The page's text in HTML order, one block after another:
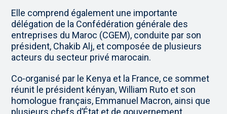
Elle comprend également une importante
délégation de la Confédération générale des
entreprises du Maroc (CGEM), conduite par son
président, Chakib Alj, et composée de plusieurs
acteurs du secteur privé marocain.
Co-organisé par le Kenya et la France, ce sommet
réunit le président kényan, William Ruto et son
homologue français, Emmanuel Macron, ainsi que
plusieurs chefs d’État et de gouvernement